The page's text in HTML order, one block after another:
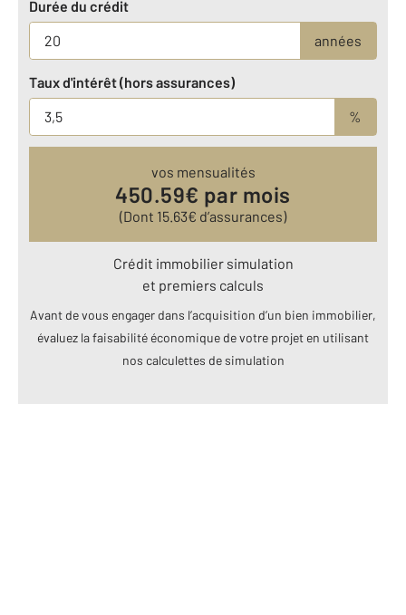
Durée du crédit
années
Taux d'intérêt (hors assurances)
%
vos mensualités
450.59€ par mois
(Dont 15.63€ d’assurances)
Crédit immobilier simulation
et premiers calculs
Avant de vous engager dans l’acquisition d’un bien immobilier,
évaluez la faisabilité économique de votre projet en utilisant
nos calculettes de simulation